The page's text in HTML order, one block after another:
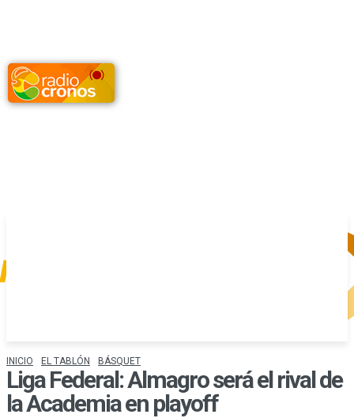
INICIO EL TABLÓN BÁSQUET
Liga Federal: Almagro será el rival de
la Academia en playoff